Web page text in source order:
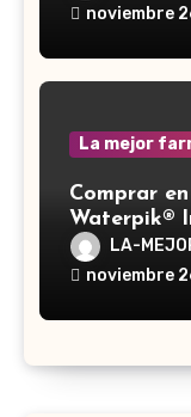
noviembre
La mejor
Comprar
Waterpik®
LA-
noviembre